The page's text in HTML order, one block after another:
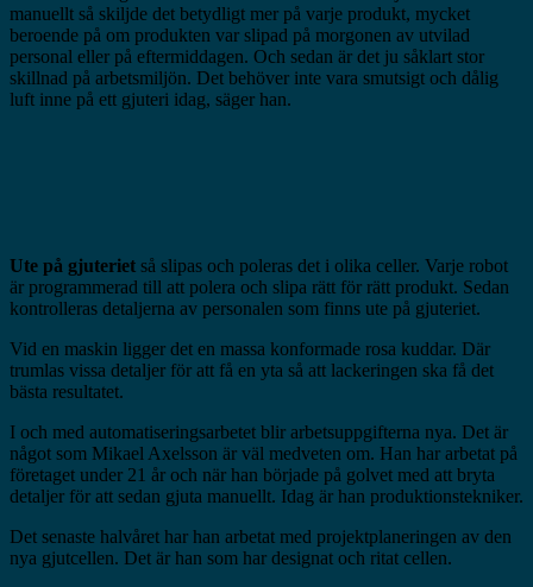
manuellt så skiljde det betydligt mer på varje produkt, mycket
beroende på om produkten var slipad på morgonen av utvilad
personal eller på eftermiddagen. Och sedan är det ju såklart stor
skillnad på arbetsmiljön. Det behöver inte vara smutsigt och dålig
luft inne på ett gjuteri idag, säger han.
Ute på gjuteriet så slipas och poleras det i olika celler. Varje robot
är programmerad till att polera och slipa rätt för rätt produkt. Sedan
kontrolleras detaljerna av personalen som finns ute på gjuteriet.
Vid en maskin ligger det en massa konformade rosa kuddar. Där
trumlas vissa detaljer för att få en yta så att lackeringen ska få det
bästa resultatet.
I och med automatiseringsarbetet blir arbetsuppgifterna nya. Det är
något som Mikael Axelsson är väl medveten om. Han har arbetat på
företaget under 21 år och när han började på golvet med att bryta
detaljer för att sedan gjuta manuellt. Idag är han produktionstekniker.
Det senaste halvåret har han arbetat med projektplaneringen av den
nya gjutcellen. Det är han som har designat och ritat cellen.